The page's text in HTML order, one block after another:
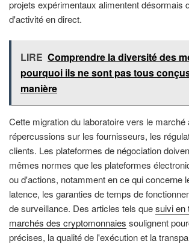
projets expérimentaux alimentent désormais
d'activité en direct.
LIRE Comprendre la diversité des
pourquoi ils ne sont pas tous
manière
Cette migration du laboratoire vers le marché
répercussions sur les fournisseurs, les
clients. Les plateformes de négociation
mêmes normes que les plateformes
ou d'actions, notamment en ce qui concerne
latence, les garanties de temps de
de surveillance. Des articles tels quesuivi en
marchés des cryptomonnaies soulignent
précises, la qualité de l'exécution et la